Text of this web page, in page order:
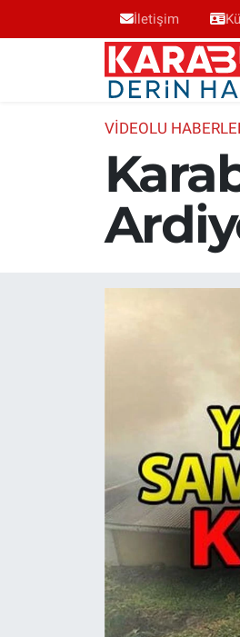
İletişim
VİDEOLU
Karabük Nöbetçi Eczaneler
Karabük Hava Durumu
Karabük Trafik Yoğunluk
Süper Lig Puan Durumu